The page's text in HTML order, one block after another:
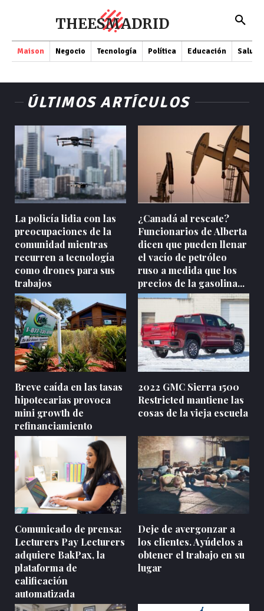
THEESMADRID
Maison Negocio Tecnología Política Educación Salud
ÚLTIMOS ARTÍCULOS
La policía lidia con las
preocupaciones de la
comunidad mientras
recurren a tecnología
como drones para sus
trabajos
¿Canadá al rescate?
Funcionarios de Alberta
dicen que pueden llenar
el vacío de petróleo
ruso a medida que los
precios de la gasolina...
Breve caída en las tasas
hipotecarias provoca
mini growth de
refinanciamiento
2022 GMC Sierra 1500
Restricted mantiene las
cosas de la vieja escuela
Comunicado de prensa:
Lecturers Pay Lecturers
adquiere BakPax, la
plataforma de
calificación
automatizada
Deje de avergonzar a
los clientes. Ayúdelos a
obtener el trabajo en su
lugar